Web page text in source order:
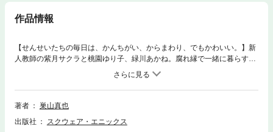
作品情報
【せんせいたちの毎日は、かんちがい、からまわり、でもかわいい。】新
人教師の紫月サクラと桃園ゆり子、緑川あかね。腐れ縁で一緒に暮らす３
人は一緒の学校の先生をやっています。学校に侵入してきた犬を追いかけ
回したり、顧問をしている部活が潰れそうになって部員勧誘をしたり、プ
ライベートでは初詣で全裸を披露してしまったり…。こんなに一生懸命な
のに、ぜんぜん上手く行かない毎日ですが、それでも健気に頑張ってい
著者
巣山真也
出版社
スクウェア・エニックス